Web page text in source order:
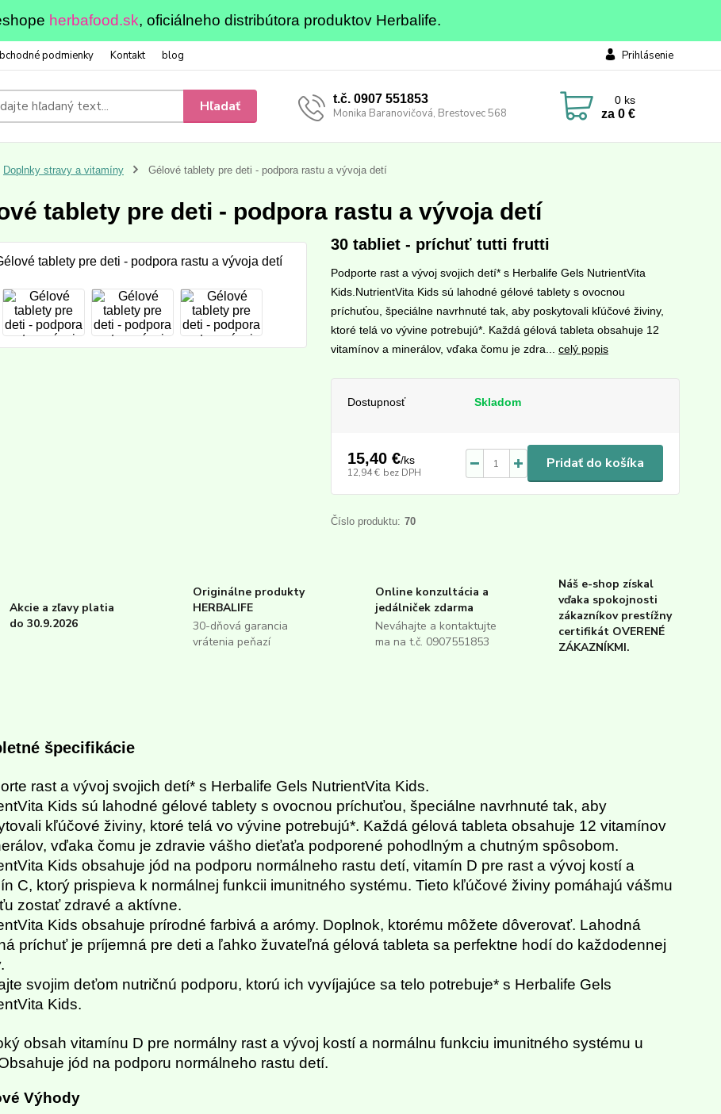
herbafood.sk, oficiálneho distribútora produktov Herbalife.
podmienky Kontakt blog Prihlásenie
Hľadať t.č. 0907 551853
Monika Baranovičová, Brestovec 568
0 ks
za 0 €
Doplnky stravy a vitamíny Gélové tablety pre deti - podpora rastu a vývoja detí
tablety pre deti - podpora rastu a vývoja detí
30 tabliet - príchuť tutti frutti
Podporte rast a vývoj svojich detí* s Herbalife Gels NutrientVita
Kids.NutrientVita Kids sú lahodné gélové tablety s ovocnou
príchuťou, špeciálne navrhnuté tak, aby poskytovali kľúčové živiny,
ktoré telá vo vývine potrebujú*. Každá gélová tableta obsahuje 12
vitamínov a minerálov, vďaka čomu je zdra... celý popis
Dostupnosť Skladom
15,40 €/ks
12,94 € bez DPH
Pridať do košíka
Číslo produktu: 70
Akcie a zľavy platia
do 30.9.2026
Originálne produkty
HERBALIFE
30-dňová garancia
vrátenia peňazí
Online konzultácia a
jedálniček zdarma
Neváhajte a kontaktujte
ma na t.č. 0907551853
Náš e-shop získal
vďaka spokojnosti
zákazníkov prestížny
certifikát OVERENÉ
ZÁKAZNÍKMI.
špecifikácie
rast a vývoj svojich detí* s Herbalife Gels NutrientVita Kids.
Kids sú lahodné gélové tablety s ovocnou príchuťou, špeciálne navrhnuté tak, aby
kľúčové živiny, ktoré telá vo vývine potrebujú*. Každá gélová tableta obsahuje 12 vitamínov
vďaka čomu je zdravie vášho dieťaťa podporené pohodlným a chutným spôsobom.
Kids obsahuje jód na podporu normálneho rastu detí, vitamín D pre rast a vývoj kostí a
C, ktorý prispieva k normálnej funkcii imunitného systému. Tieto kľúčové živiny pomáhajú vášmu
zostať zdravé a aktívne.
Kids obsahuje prírodné farbivá a arómy. Doplnok, ktorému môžete dôverovať. Lahodná
príchuť je príjemná pre deti a ľahko žuvateľná gélová tableta sa perfektne hodí do každodennej
svojim deťom nutričnú podporu, ktorú ich vyvíjajúce sa telo potrebuje* s Herbalife Gels
Kids.
obsah vitamínu D pre normálny rast a vývoj kostí a normálnu funkciu imunitného systému u
jód na podporu normálneho rastu detí.
Výhody